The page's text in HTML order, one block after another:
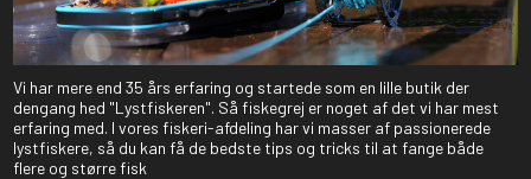
Vi har mere end 35 års erfaring og startede som en lille butik der
dengang hed "Lystfiskeren". Så fiskegrej er noget af det vi har mest
erfaring med. I vores fiskeri-afdeling har vi masser af passionerede
lystfiskere, så du kan få de bedste tips og tricks til at fange både
flere og større fisk